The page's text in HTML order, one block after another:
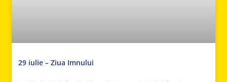
29 iulie – Ziua Imnului